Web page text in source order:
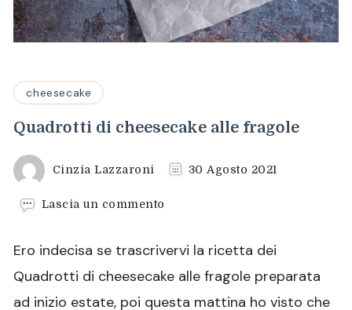
cheesecake
Quadrotti di cheesecake alle fragole
Cinzia Lazzaroni 30 Agosto 2021
Lascia un commento
cheesecake
Ero indecisa se trascrivervi la ricetta dei
Quadrotti di cheesecake alle fragole preparata
ad inizio estate, poi questa mattina ho visto che